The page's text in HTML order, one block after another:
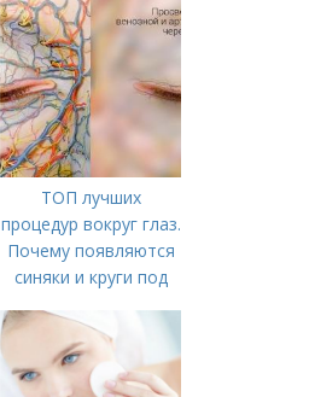
ТОП лучших
процедур вокруг глаз.
Почему появляются
синяки и круги под